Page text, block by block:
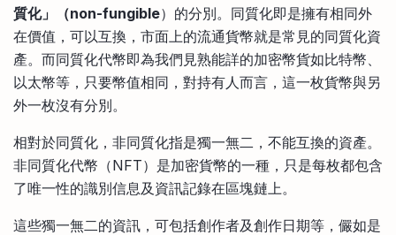
質化」（non-fungible）的分別。同質化即是擁有相同外
在價值，可以互換，市面上的流通貨幣就是常見的同質化資
產。而同質化代幣即為我們見熟能詳的加密幣貨如比特幣、
以太幣等，只要幣值相同，對持有人而言，這一枚貨幣與另
外一枚沒有分別。
相對於同質化，非同質化指是獨一無二，不能互換的資產。
非同質化代幣（NFT）是加密貨幣的一種，只是每枚都包含
了唯一性的識別信息及資訊記錄在區塊鏈上。
這些獨一無二的資訊，可包括創作者及創作日期等，儼如是